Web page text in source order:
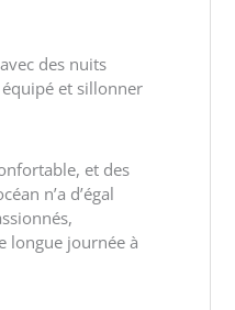
des nuits
équipé et sillonner
et des
n’a d’égal
longue journée à